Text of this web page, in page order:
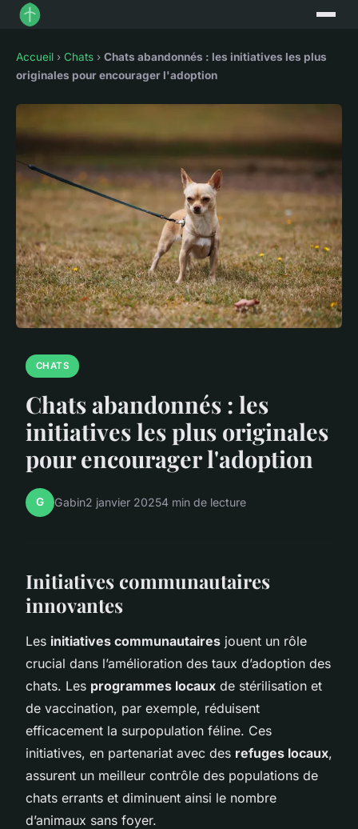
Accueil › Chats › Chats abandonnés : les initiatives les plus
originales pour encourager l'adoption
CHATS
Chats abandonnés : les
initiatives les plus originales
pour encourager l'adoption
G Gabin2 janvier 20254 min de lecture
Initiatives communautaires
innovantes
Les initiatives communautaires jouent un rôle
crucial dans l’amélioration des taux d’adoption des
chats. Les programmes locaux de stérilisation et
de vaccination, par exemple, réduisent
efficacement la surpopulation féline. Ces
initiatives, en partenariat avec des refuges locaux,
assurent un meilleur contrôle des populations de
chats errants et diminuent ainsi le nombre
d’animaux sans foyer.